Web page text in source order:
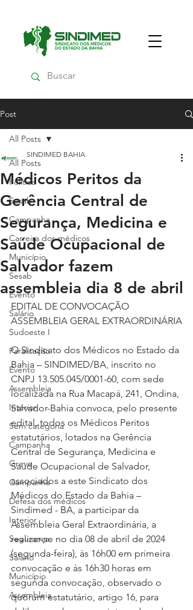
Post
All Posts
Política
Sesab
Campanha
Carreira dos médicos
Município
Sesab
Evento
Salário
Sudoeste I
Paralisação
Evento
Assembleia
Interior
Sem categoria
Campanha
Greve
Campanha
Defesa dos médicos
Interior
Segurança
Salário
Município
Assembleia
All Posts
Médicos Peritos da
Gerência Central de
Segurança, Medicina e
Saúde Ocupacional de
Salvador fazem
assembleia dia 8 de abril
SINDIMED BAHIA
EDITAL DE CONVOCAÇÃO
ASSEMBLEIA GERAL EXTRAORDINÁRIA
O Sindicato dos Médicos no Estado da
Bahia – SINDIMED/BA, inscrito no
CNPJ 13.505.045/0001-60, com sede
localizada na Rua Macapá, 241, Ondina,
Salvador-Bahia convoca, pelo presente
edital, todos os Médicos Peritos
estatutários, lotados na Gerência
Central de Segurança, Medicina e
Saúde Ocupacional de Salvador,
associados a este Sindicato dos
Médicos do Estado da Bahia –
Sindimed - BA, a participar da
Assembleia Geral Extraordinária, a
realizar-se no dia 08 de abril de 2024
(segunda-feira), às 16h00 em primeira
convocação e às 16h30 horas em
segunda convocação, observado o
quórum estatutário, artigo 16, para